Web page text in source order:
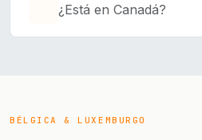
¿Está en Canadá?
BÉLGICA & LUXEMBURGO